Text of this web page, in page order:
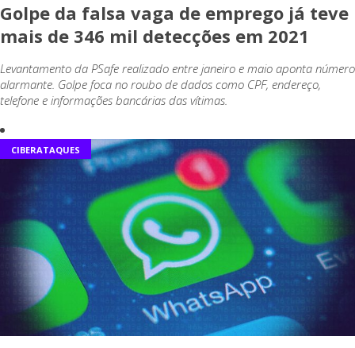
Golpe da falsa vaga de emprego já teve
mais de 346 mil detecções em 2021
Levantamento da PSafe realizado entre janeiro e maio aponta número
alarmante. Golpe foca no roubo de dados como CPF, endereço,
telefone e informações bancárias das vítimas.
CIBERATAQUES